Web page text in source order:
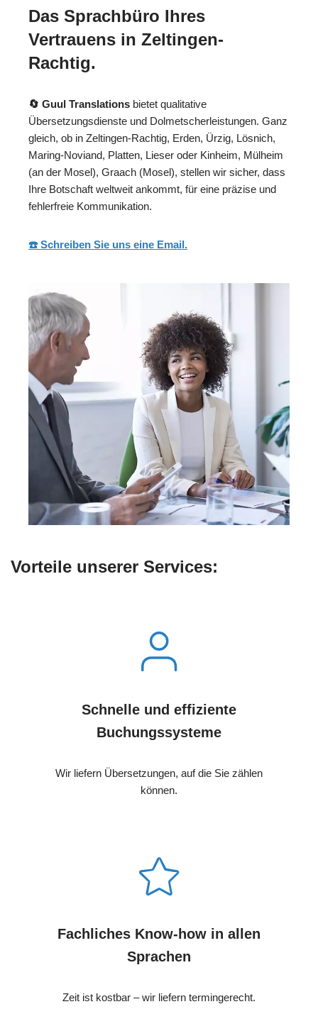
Das Sprachbüro Ihres
Vertrauens in Zeltingen-
Rachtig.
🔄 Guul Translations bietet qualitative
Übersetzungsdienste und Dolmetscherleistungen. Ganz
gleich, ob in Zeltingen-Rachtig, Erden, Ürzig, Lösnich,
Maring-Noviand, Platten, Lieser oder Kinheim, Mülheim
(an der Mosel), Graach (Mosel), stellen wir sicher, dass
Ihre Botschaft weltweit ankommt, für eine präzise und
fehlerfreie Kommunikation.
☎️ Schreiben Sie uns eine Email.
Vorteile unserer Services:
Schnelle und effiziente
Buchungssysteme
Wir liefern Übersetzungen, auf die Sie zählen
können.
Fachliches Know-how in allen
Sprachen
Zeit ist kostbar – wir liefern termingerecht.